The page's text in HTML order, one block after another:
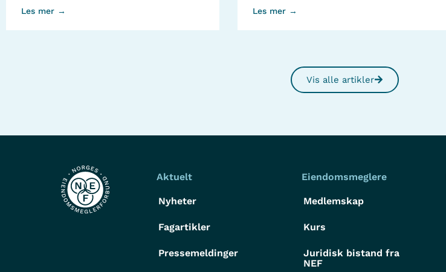
Les mer → Les mer →
Vis alle artikler
Aktuelt
Nyheter
Fagartikler
Pressemeldinger
Eiendomsmeglere
Medlemskap
Kurs
Juridisk bistand fra
NEF